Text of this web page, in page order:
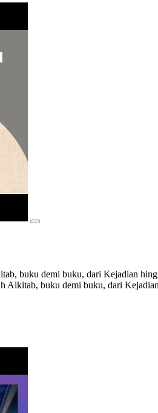
buku demi buku, dari Kejadian
Alkitab, buku demi buku, dari